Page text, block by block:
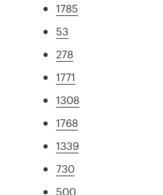
1785
53
278
1771
1308
1768
1339
730
500